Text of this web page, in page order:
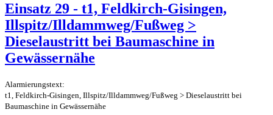
Einsatz 29 - t1, Feldkirch-Gisingen,
Illspitz/Illdammweg/Fußweg >
Dieselaustritt bei Baumaschine in
Gewässernähe
Alarmierungstext:
t1, Feldkirch-Gisingen, Illspitz/Illdammweg/Fußweg > Dieselaustritt bei
Baumaschine in Gewässernähe